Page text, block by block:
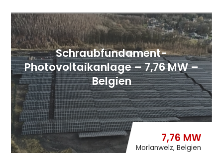
Schraubfundament-
Photovoltaikanlage – 7,76 MW –
Belgien
7,76 MW
Morlanwelz, Belgien